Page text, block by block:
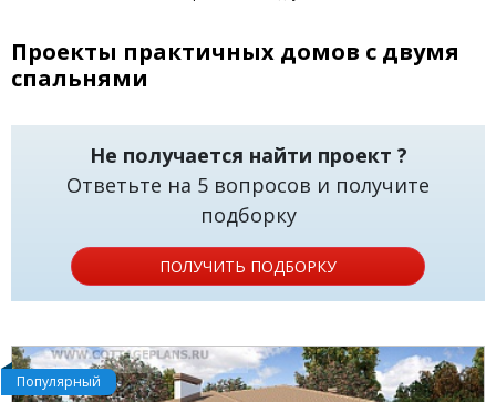
Проекты практичных домов с двумя
спальнями
Не получается найти проект ?
Ответьте на 5 вопросов и получите
подборку
ПОЛУЧИТЬ ПОДБОРКУ
Популярный